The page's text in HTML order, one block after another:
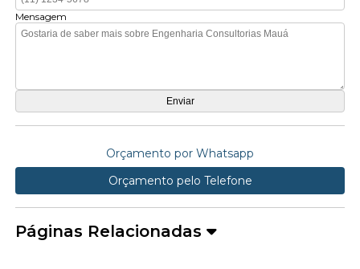
Mensagem
Orçamento por Whatsapp
Orçamento pelo Telefone
Páginas Relacionadas